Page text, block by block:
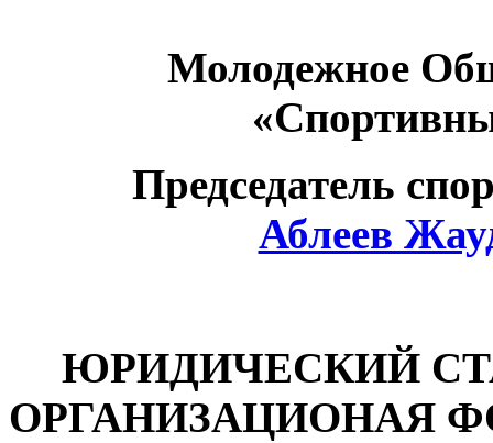
Молодежное
Председатель
Аблеев
ЮРИДИЧЕСКИЙ
ОРГАНИЗАЦИОНАЯ